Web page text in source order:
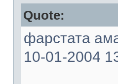
Quote:
фарстата
10-01-2004